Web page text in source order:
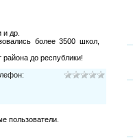
и др.
более 3500 школ,
до республики!
:
пользователи.